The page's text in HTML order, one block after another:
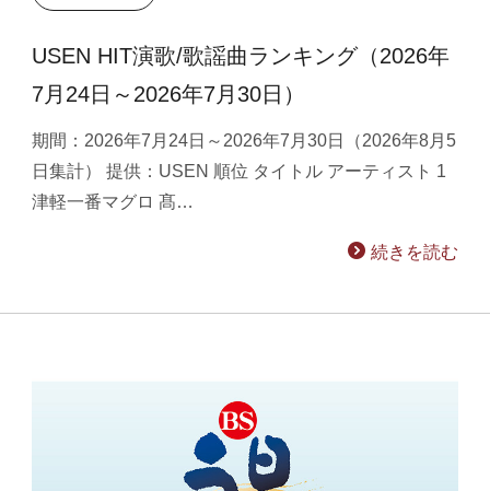
USEN HIT演歌/歌謡曲ランキング（2026年
7月24日～2026年7月30日）
期間：2026年7月24日～2026年7月30日（2026年8月5
日集計） 提供：USEN 順位 タイトル アーティスト 1
津軽一番マグロ 髙…
続きを読む